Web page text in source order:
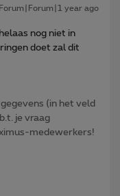
Forum|Forum|1 year ago
nog niet in
doet zal dit
(in het veld
je vraag
medewerkers!